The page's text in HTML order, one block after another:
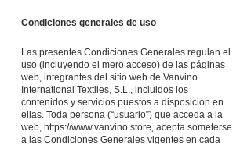
Condiciones generales de uso
Las presentes Condiciones Generales regulan el
uso (incluyendo el mero acceso) de las páginas
web, integrantes del sitio web de Vanvino
International Textiles, S.L., incluidos los
contenidos y servicios puestos a disposición en
ellas. Toda persona (“usuario”) que acceda a la
web, https://www.vanvino.store, acepta someterse
a las Condiciones Generales vigentes en cada